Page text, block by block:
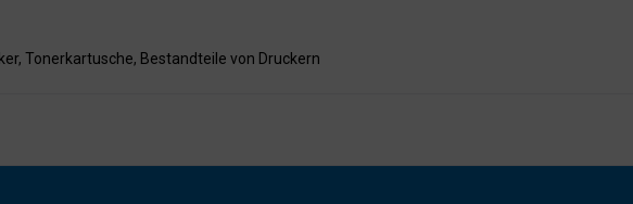
,Tonerkartusche, Bestandteile von Druckern